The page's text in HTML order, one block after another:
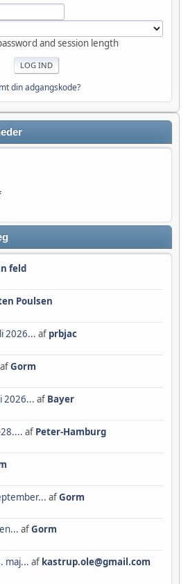
and session length
din adgangskode?
feld
Poulsen
2026... af prbjac
afGorm
2026... af Bayer
af Peter-Hamburg
afGorm
afGorm
maj... af kastrup.ole@gmail.com